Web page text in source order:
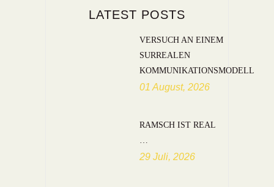
LATEST POSTS
VERSUCH AN EINEM
SURREALEN
KOMMUNIKATIONSMODELL
01 August, 2026
RAMSCH IST REAL
29 Juli, 2026